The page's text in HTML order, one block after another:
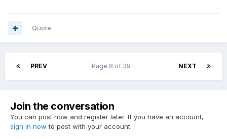
Quote
PREV NEXT
Page 8 of 39
Join the conversation
You can post now and register later. If you have an account,
sign in now to post with your account.